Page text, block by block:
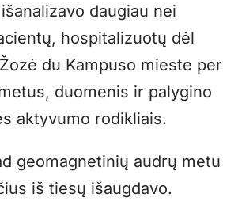
daugiau nei
hospitalizuotų dėl
du Kampuso mieste per
duomenis ir palygino
aktyvumo rodikliais.
geomagnetinių audrų metu
iš tiesų išaugdavo.